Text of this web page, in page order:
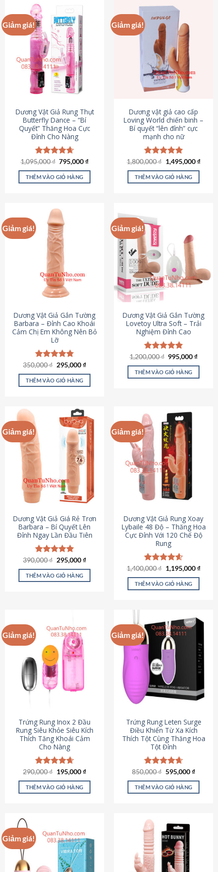
Giảm giá!
Dương Vật Giả Rung Thụt
Butterfly Dance – “Bí
Quyết” Thăng Hoa Cực
Đỉnh Cho Nàng
Được xếp
hạng4.65
5 sao
1,095,000₫ Giá
là:
1,095,000 ₫.
795,000₫Giá
tại
THÊM VÀO GIỎ HÀNG
Giảm giá!
Dương vật giả cao cấp
Loving World chiến binh –
Bí quyết “lên đỉnh” cực
mạnh cho nữ
Được xếp
hạng4.89
5 sao
1,800,000₫ Giá
gốc
là:
1,800,000 ₫.
1,495,000₫Giá
THÊM VÀO GIỎ HÀNG
Giảm giá!
Dương Vật Giả Gắn Tường
Barbara – Đỉnh Cao Khoái
Cảm Chị Em Không Nên Bỏ
Lỡ
Được xếp
hạng4.79
5 sao
350,000₫ Giá
là:
350,000 ₫.
295,000₫Giá
tại
THÊM VÀO GIỎ HÀNG
Giảm giá!
Dương Vật Giả Gắn Tường
Lovetoy Ultra Soft – Trải
Nghiệm Đỉnh Cao
Được xếp
hạng4.82
5 sao
1,200,000₫ Giá
là:
1,200,000 ₫.
995,000₫Giá
tại
THÊM VÀO GIỎ HÀNG
Giảm giá!
Dương Vật Giả Giá Rẻ Trơn
Barbara – Bí Quyết Lên
Đỉnh Ngay Lần Đầu Tiên
Được xếp
hạng4.90
5 sao
390,000₫ Giá
là:
390,000 ₫.
295,000₫Giá
tại
THÊM VÀO GIỎ HÀNG
Giảm giá!
Dương Vật Giả Rung Xoay
Lybaile 48 Độ – Thăng Hoa
Cực Đỉnh Với 120 Chế Độ
Rung
Được xếp
hạng4.62
5 sao
1,400,000₫ Giá
gốc
là:
1,400,000 ₫.
1,195,000₫Giá
THÊM VÀO GIỎ HÀNG
Giảm giá!
Trứng Rung Inox 2 Đầu
Rung Siêu Khỏe Siêu Kích
Thích Tăng Khoái Cảm
Cho Nàng
Được xếp
hạng4.64
5 sao
290,000₫ Giá
là:
290,000 ₫.
195,000₫Giá
tại
THÊM VÀO GIỎ HÀNG
Giảm giá!
Trứng Rung Leten Surge
Điều Khiển Từ Xa Kích
Thích Tột Cùng Thăng Hoa
Tột Đỉnh
Được xếp
hạng4.69
5 sao
850,000₫ Giá
là:
850,000 ₫.
595,000₫Giá
tại
THÊM VÀO GIỎ HÀNG
Giảm giá!